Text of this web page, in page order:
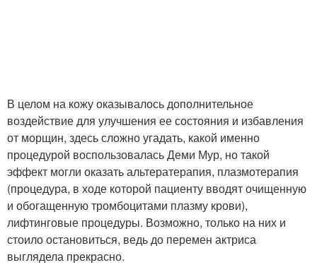
В целом на кожу оказывалось дополнительное
воздействие для улучшения ее состояния и избавления
от морщин, здесь сложно угадать, какой именно
процедурой воспользовалась Деми Мур, но такой
эффект могли оказать альтератерапия, плазмотерапия
(процедура, в ходе которой пациенту вводят очищенную
и обогащенную тромбоцитами плазму крови),
лифтинговые процедуры. Возможно, только на них и
стоило остановиться, ведь до перемен актриса
выглядела прекрасно.